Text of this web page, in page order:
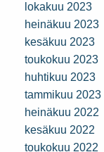
lokakuu 2023
heinäkuu 2023
kesäkuu 2023
toukokuu 2023
huhtikuu 2023
tammikuu 2023
heinäkuu 2022
kesäkuu 2022
toukokuu 2022